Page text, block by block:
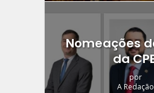
Nomeações
da
por
A Redação